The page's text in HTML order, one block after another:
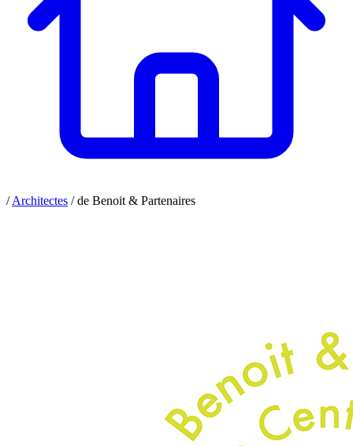
/ Architectes /de Benoit & Partenaires